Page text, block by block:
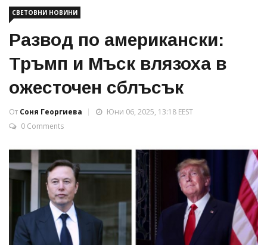
СВЕТОВНИ НОВИНИ
Развод по американски:
Тръмп и Мъск влязоха в
ожесточен сблъсък
От Соня Георгиева
Юни 06, 2025, 13:18 EEST
0 Comments